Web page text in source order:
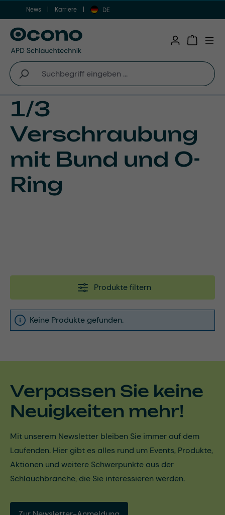
Zum Hauptinhalt springen
News Karriere DE
1/3
Verschraubung
mit Bund und O-
Ring
Produkte filtern
Keine Produkte gefunden.
Verpassen Sie keine
Neuigkeiten mehr!
Mit unserem Newsletter bleiben Sie immer auf dem
Laufenden. Hier gibt es alles rund um Events, Produkte,
Aktionen und weitere Schwerpunkte aus der
Schlauchbranche, die Sie interessieren werden.